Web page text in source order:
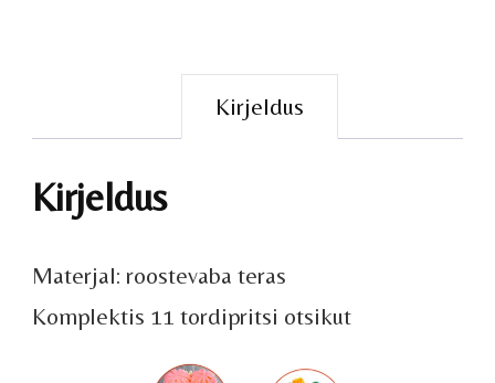
Kirjeldus
Kirjeldus
Materjal: roostevaba teras
Komplektis 11 tordipritsi otsikut